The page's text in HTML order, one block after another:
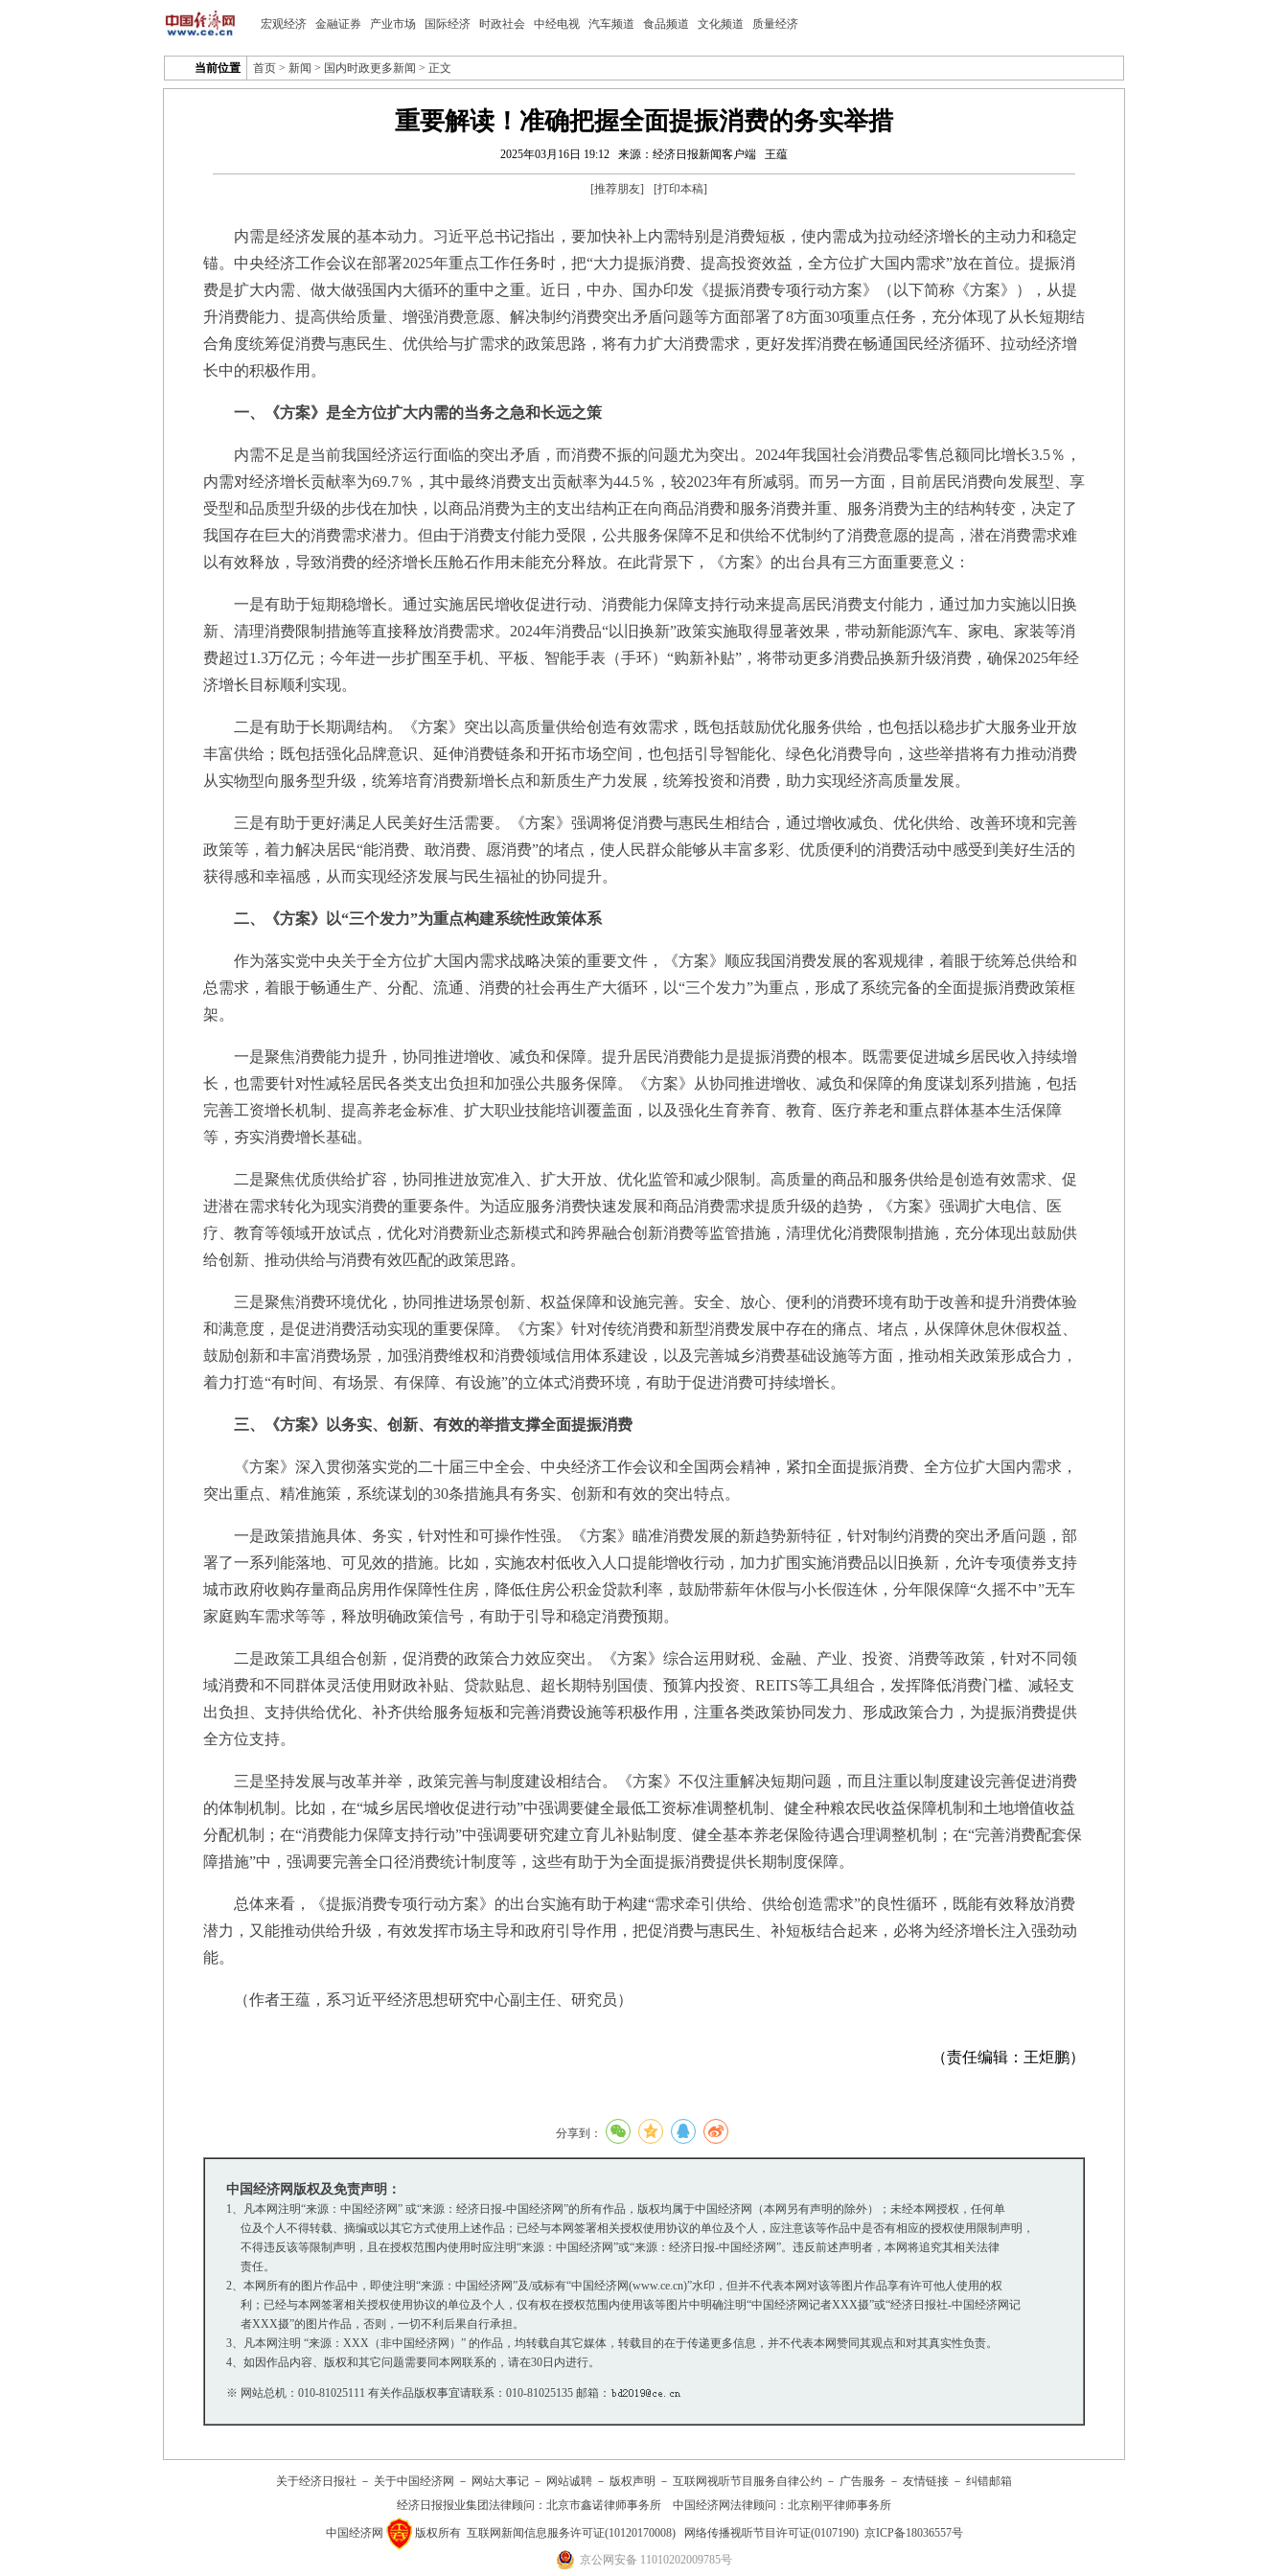
宏观经济 金融证券 产业市场 国际经济 时政社会 中经电视 汽车频道 食品频道 文化频道 质量经济
当前位置 首页 > 新闻 > 国内时政更多新闻 > 正文
重要解读！准确把握全面提振消费的务实举措
2025年03月16日 19:12 来源：经济日报新闻客户端 王蕴
[推荐朋友] [打印本稿]
内需是经济发展的基本动力。习近平总书记指出，要加快补上内需特别是消费短板，使内需成为拉动经济增长的主动力和稳定
锚。中央经济工作会议在部署2025年重点工作任务时，把“大力提振消费、提高投资效益，全方位扩大国内需求”放在首位。提振消
费是扩大内需、做大做强国内大循环的重中之重。近日，中办、国办印发《提振消费专项行动方案》（以下简称《方案》），从提
升消费能力、提高供给质量、增强消费意愿、解决制约消费突出矛盾问题等方面部署了8方面30项重点任务，充分体现了从长短期结
合角度统筹促消费与惠民生、优供给与扩需求的政策思路，将有力扩大消费需求，更好发挥消费在畅通国民经济循环、拉动经济增
长中的积极作用。
一、《方案》是全方位扩大内需的当务之急和长远之策
内需不足是当前我国经济运行面临的突出矛盾，而消费不振的问题尤为突出。2024年我国社会消费品零售总额同比增长3.5％，
内需对经济增长贡献率为69.7％，其中最终消费支出贡献率为44.5％，较2023年有所减弱。而另一方面，目前居民消费向发展型、享
受型和品质型升级的步伐在加快，以商品消费为主的支出结构正在向商品消费和服务消费并重、服务消费为主的结构转变，决定了
我国存在巨大的消费需求潜力。但由于消费支付能力受限，公共服务保障不足和供给不优制约了消费意愿的提高，潜在消费需求难
以有效释放，导致消费的经济增长压舱石作用未能充分释放。在此背景下，《方案》的出台具有三方面重要意义：
一是有助于短期稳增长。通过实施居民增收促进行动、消费能力保障支持行动来提高居民消费支付能力，通过加力实施以旧换
新、清理消费限制措施等直接释放消费需求。2024年消费品“以旧换新”政策实施取得显著效果，带动新能源汽车、家电、家装等消
费超过1.3万亿元；今年进一步扩围至手机、平板、智能手表（手环）“购新补贴”，将带动更多消费品换新升级消费，确保2025年经
济增长目标顺利实现。
二是有助于长期调结构。《方案》突出以高质量供给创造有效需求，既包括鼓励优化服务供给，也包括以稳步扩大服务业开放
丰富供给；既包括强化品牌意识、延伸消费链条和开拓市场空间，也包括引导智能化、绿色化消费导向，这些举措将有力推动消费
从实物型向服务型升级，统筹培育消费新增长点和新质生产力发展，统筹投资和消费，助力实现经济高质量发展。
三是有助于更好满足人民美好生活需要。《方案》强调将促消费与惠民生相结合，通过增收减负、优化供给、改善环境和完善
政策等，着力解决居民“能消费、敢消费、愿消费”的堵点，使人民群众能够从丰富多彩、优质便利的消费活动中感受到美好生活的
获得感和幸福感，从而实现经济发展与民生福祉的协同提升。
二、《方案》以“三个发力”为重点构建系统性政策体系
作为落实党中央关于全方位扩大国内需求战略决策的重要文件，《方案》顺应我国消费发展的客观规律，着眼于统筹总供给和
总需求，着眼于畅通生产、分配、流通、消费的社会再生产大循环，以“三个发力”为重点，形成了系统完备的全面提振消费政策框
架。
一是聚焦消费能力提升，协同推进增收、减负和保障。提升居民消费能力是提振消费的根本。既需要促进城乡居民收入持续增
长，也需要针对性减轻居民各类支出负担和加强公共服务保障。《方案》从协同推进增收、减负和保障的角度谋划系列措施，包括
完善工资增长机制、提高养老金标准、扩大职业技能培训覆盖面，以及强化生育养育、教育、医疗养老和重点群体基本生活保障
等，夯实消费增长基础。
二是聚焦优质供给扩容，协同推进放宽准入、扩大开放、优化监管和减少限制。高质量的商品和服务供给是创造有效需求、促
进潜在需求转化为现实消费的重要条件。为适应服务消费快速发展和商品消费需求提质升级的趋势，《方案》强调扩大电信、医
疗、教育等领域开放试点，优化对消费新业态新模式和跨界融合创新消费等监管措施，清理优化消费限制措施，充分体现出鼓励供
给创新、推动供给与消费有效匹配的政策思路。
三是聚焦消费环境优化，协同推进场景创新、权益保障和设施完善。安全、放心、便利的消费环境有助于改善和提升消费体验
和满意度，是促进消费活动实现的重要保障。《方案》针对传统消费和新型消费发展中存在的痛点、堵点，从保障休息休假权益、
鼓励创新和丰富消费场景，加强消费维权和消费领域信用体系建设，以及完善城乡消费基础设施等方面，推动相关政策形成合力，
着力打造“有时间、有场景、有保障、有设施”的立体式消费环境，有助于促进消费可持续增长。
三、《方案》以务实、创新、有效的举措支撑全面提振消费
《方案》深入贯彻落实党的二十届三中全会、中央经济工作会议和全国两会精神，紧扣全面提振消费、全方位扩大国内需求，
突出重点、精准施策，系统谋划的30条措施具有务实、创新和有效的突出特点。
一是政策措施具体、务实，针对性和可操作性强。《方案》瞄准消费发展的新趋势新特征，针对制约消费的突出矛盾问题，部
署了一系列能落地、可见效的措施。比如，实施农村低收入人口提能增收行动，加力扩围实施消费品以旧换新，允许专项债券支持
城市政府收购存量商品房用作保障性住房，降低住房公积金贷款利率，鼓励带薪年休假与小长假连休，分年限保障“久摇不中”无车
家庭购车需求等等，释放明确政策信号，有助于引导和稳定消费预期。
二是政策工具组合创新，促消费的政策合力效应突出。《方案》综合运用财税、金融、产业、投资、消费等政策，针对不同领
域消费和不同群体灵活使用财政补贴、贷款贴息、超长期特别国债、预算内投资、REITS等工具组合，发挥降低消费门槛、减轻支
出负担、支持供给优化、补齐供给服务短板和完善消费设施等积极作用，注重各类政策协同发力、形成政策合力，为提振消费提供
全方位支持。
三是坚持发展与改革并举，政策完善与制度建设相结合。《方案》不仅注重解决短期问题，而且注重以制度建设完善促进消费
的体制机制。比如，在“城乡居民增收促进行动”中强调要健全最低工资标准调整机制、健全种粮农民收益保障机制和土地增值收益
分配机制；在“消费能力保障支持行动”中强调要研究建立育儿补贴制度、健全基本养老保险待遇合理调整机制；在“完善消费配套保
障措施”中，强调要完善全口径消费统计制度等，这些有助于为全面提振消费提供长期制度保障。
总体来看，《提振消费专项行动方案》的出台实施有助于构建“需求牵引供给、供给创造需求”的良性循环，既能有效释放消费
潜力，又能推动供给升级，有效发挥市场主导和政府引导作用，把促消费与惠民生、补短板结合起来，必将为经济增长注入强劲动
能。
（作者王蕴，系习近平经济思想研究中心副主任、研究员）
（责任编辑：王炬鹏）
分享到：
中国经济网版权及免责声明：
1、凡本网注明“来源：中国经济网” 或“来源：经济日报-中国经济网”的所有作品，版权均属于中国经济网（本网另有声明的除外）；未经本网授权，任何单
位及个人不得转载、摘编或以其它方式使用上述作品；已经与本网签署相关授权使用协议的单位及个人，应注意该等作品中是否有相应的授权使用限制声明，
不得违反该等限制声明，且在授权范围内使用时应注明“来源：中国经济网”或“来源：经济日报-中国经济网”。违反前述声明者，本网将追究其相关法律
责任。
2、本网所有的图片作品中，即使注明“来源：中国经济网”及/或标有“中国经济网(www.ce.cn)”水印，但并不代表本网对该等图片作品享有许可他人使用的权
利；已经与本网签署相关授权使用协议的单位及个人，仅有权在授权范围内使用该等图片中明确注明“中国经济网记者XXX摄”或“经济日报社-中国经济网记
者XXX摄”的图片作品，否则，一切不利后果自行承担。
3、凡本网注明 “来源：XXX（非中国经济网）” 的作品，均转载自其它媒体，转载目的在于传递更多信息，并不代表本网赞同其观点和对其真实性负责。
4、如因作品内容、版权和其它问题需要同本网联系的，请在30日内进行。
※ 网站总机：010-81025111 有关作品版权事宜请联系：010-81025135 邮箱：
关于经济日报社 － 关于中国经济网 － 网站大事记 － 网站诚聘 － 版权声明 － 互联网视听节目服务自律公约 － 广告服务 － 友情链接 － 纠错邮箱
经济日报报业集团法律顾问： 北京市鑫诺律师事务所 中国经济网法律顾问：北京刚平律师事务所
中国经济网 版权所有 互联网新闻信息服务许可证(10120170008) 网络传播视听节目许可证(0107190) 京ICP备18036557号
京公网安备 11010202009785号